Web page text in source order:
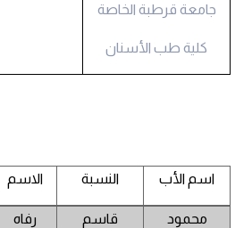
جامعة قرطبة الخاصة
كلية طب الأسنان
اسم الأب النسبة الاسم
محمود قاسم رفاه